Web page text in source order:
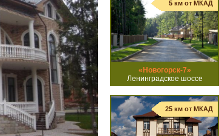
«Новогорск-7»
Ленинградское шоссе
5 км от МКАД
25 км от МКАД